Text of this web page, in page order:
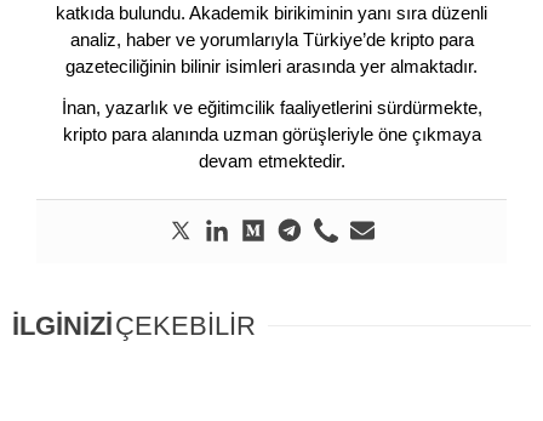
katkıda bulundu. Akademik birikiminin yanı sıra düzenli
analiz, haber ve yorumlarıyla Türkiye’de kripto para
gazeteciliğinin bilinir isimleri arasında yer almaktadır.
İnan, yazarlık ve eğitimcilik faaliyetlerini sürdürmekte,
kripto para alanında uzman görüşleriyle öne çıkmaya
devam etmektedir.
İLGİNİZİÇEKEBİLİR